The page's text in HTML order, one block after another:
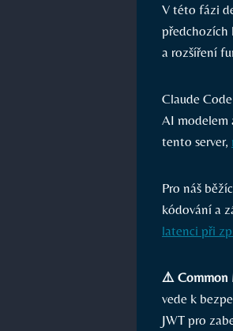
V této fázi
předchozích
a rozšíření
Claude
AI modelem
tento server,
Pro⁣ náš
kódování a
latenci ⁢při
⚠️ Common
vede k
JWT pro